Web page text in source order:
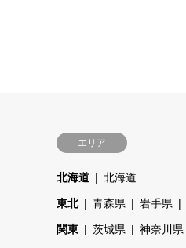
エリア
北海道 北海道
東北 青森県 岩手県
関東 茨城県 神奈川県